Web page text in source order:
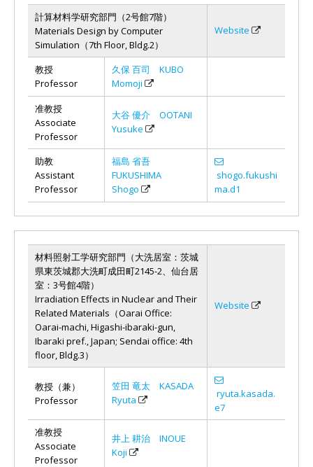
計算材料学研究部門（2号館7階）
Materials Design by Computer
Simulation（7th Floor, Bldg.2）
Website
教授
Professor
久保 百司 KUBO
Momoji
准教授
Associate
Professor
大谷 優介 OOTANI
Yusuke
助教
Assistant
Professor
福島 省吾
FUKUSHIMA
Shogo
shogo.fukushi
ma.d1
材料照射工学研究部門（大洗居室：茨城
県東茨城郡大洗町成田町2145-2、仙台居
室：3号館4階）
Irradiation Effects in Nuclear and Their
Related Materials（Oarai Office:
Oarai-machi, Higashi-ibaraki-gun,
Ibaraki pref., Japan; Sendai office: 4th
floor, Bldg.3）
Website
教授（兼）
Professor
笠田 竜太 KASADA
Ryuta
ryuta.kasada.
e7
准教授
Associate
Professor
井上 耕治 INOUE
Koji